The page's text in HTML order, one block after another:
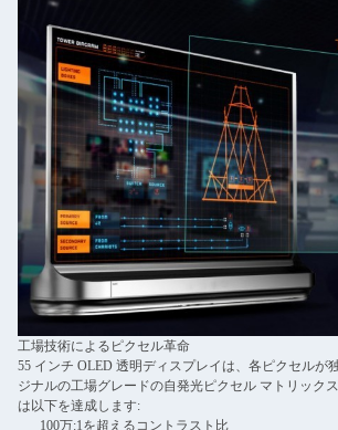
工場技術によるピクセル革命
55 インチ OLED 透明ディスプレイは、各ピクセルが
ジナルの工場グレードの自発光ピクセル マトリック
は以下を達成します:
100万:1を超えるコントラスト比